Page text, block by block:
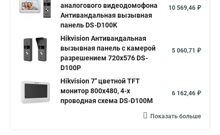
аналогового видеодомофона
Антивандальная вызывная
панель DS-D100K
10 569,46 ₽
Hikvision Антивандальная
вызывная панель с камерой
разрешением 720х576 DS-
D100P
5 060,71 ₽
Hikvision 7" цветной TFT
монитор 800х480, 4-х
проводная схема DS-D100M
6 162,46 ₽
Показать больше